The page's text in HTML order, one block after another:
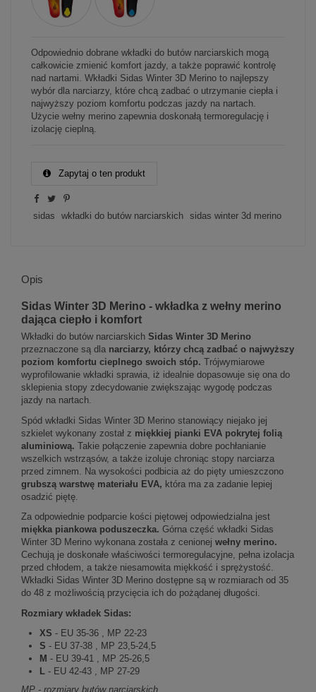
Odpowiednio dobrane wkładki do butów narciarskich mogą
całkowicie zmienić komfort jazdy, a także poprawić kontrolę
nad nartami. Wkładki Sidas Winter 3D Merino to najlepszy
wybór dla narciarzy, które chcą zadbać o utrzymanie ciepła i
najwyższy poziom komfortu podczas jazdy na nartach.
Użycie wełny merino zapewnia doskonałą termoregulację i
izolację cieplną.
Zapytaj o ten produkt
sidas wkładki do butów narciarskich sidas winter 3d merino
Opis
Sidas Winter 3D Merino - wkładka z wełny merino
dająca ciepło i komfort
Wkładki do butów narciarskich Sidas Winter 3D Merino
przeznaczone są dla narciarzy, którzy chcą zadbać o najwyższy
poziom komfortu cieplnego swoich stóp. Trójwymiarowe
wyprofilowanie wkładki sprawia, iż idealnie dopasowuje się ona do
sklepienia stopy zdecydowanie zwiększając wygodę podczas
jazdy na nartach.
Spód wkładki Sidas Winter 3D Merino stanowiący niejako jej
szkielet wykonany został z miękkiej pianki EVA pokrytej folią
aluminiową. Takie połączenie zapewnia dobre pochłanianie
wszelkich wstrząsów, a także izoluje chroniąc stopy narciarza
przed zimnem. Na wysokości podbicia aż do pięty umieszczono
grubszą warstwę materiału EVA, która ma za zadanie lepiej
osadzić piętę.
Za odpowiednie podparcie kości piętowej odpowiedzialna jest
miękka piankowa poduszeczka. Górna część wkładki Sidas
Winter 3D Merino wykonana została z cenionej wełny merino.
Cechują je doskonałe właściwości termoregulacyjne, pełna izolacja
przed chłodem, a także niesamowita miękkość i sprężystość.
Wkładki Sidas Winter 3D Merino dostępne są w rozmiarach od 35
do 48 z możliwością przycięcia ich do pożądanej długości.
Rozmiary wkładek Sidas:
XS - EU 35-36 , MP 22-23
S - EU 37-38 , MP 23,5-24,5
M - EU 39-41 , MP 25-26,5
L - EU 42-43 , MP 27-29
MP - rozmiary butów narciarskich